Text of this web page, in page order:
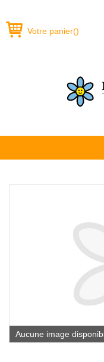
Votre panier()
Aucune image